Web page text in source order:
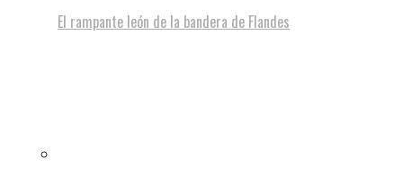
El rampante león de la bandera de Flandes